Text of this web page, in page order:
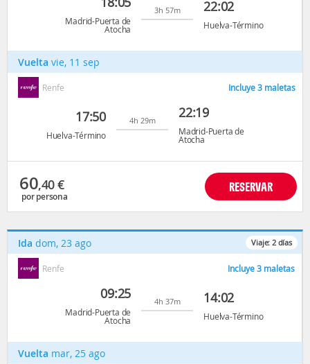
Madrid-Puerta de
Atocha
3h 57m 22:02
Huelva-Término
Vuelta vie, 11 sep
Renfe Incluye 3 maletas
17:50
Huelva-Término
4h 29m 22:19
Madrid-Puerta de
Atocha
60,40€
por persona
RESERVAR
Viaje: 2días
Ida dom, 23 ago
Renfe Incluye 3 maletas
09:25
Madrid-Puerta de
Atocha
4h 37m 14:02
Huelva-Término
Vuelta mar, 25 ago